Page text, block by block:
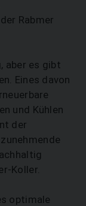
Rabmer
aber es gibt
Eines davon
und Kühlen
der
Koller.
optimale